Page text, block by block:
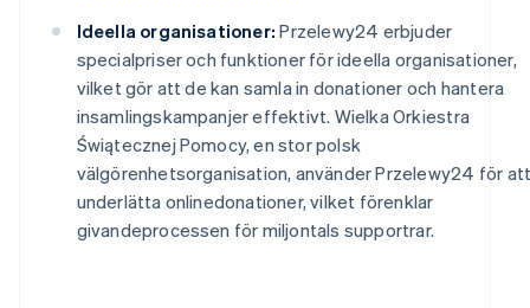
Ideella organisationer: Przelewy24 erbjuder
specialpriser och funktioner för ideella organisationer,
vilket gör att de kan samla in donationer och hantera
insamlingskampanjer effektivt. Wielka Orkiestra
Świątecznej Pomocy, en stor polsk
välgörenhetsorganisation, använder Przelewy24 för
underlätta onlinedonationer, vilket förenklar
givandeprocessen för miljontals supportrar.